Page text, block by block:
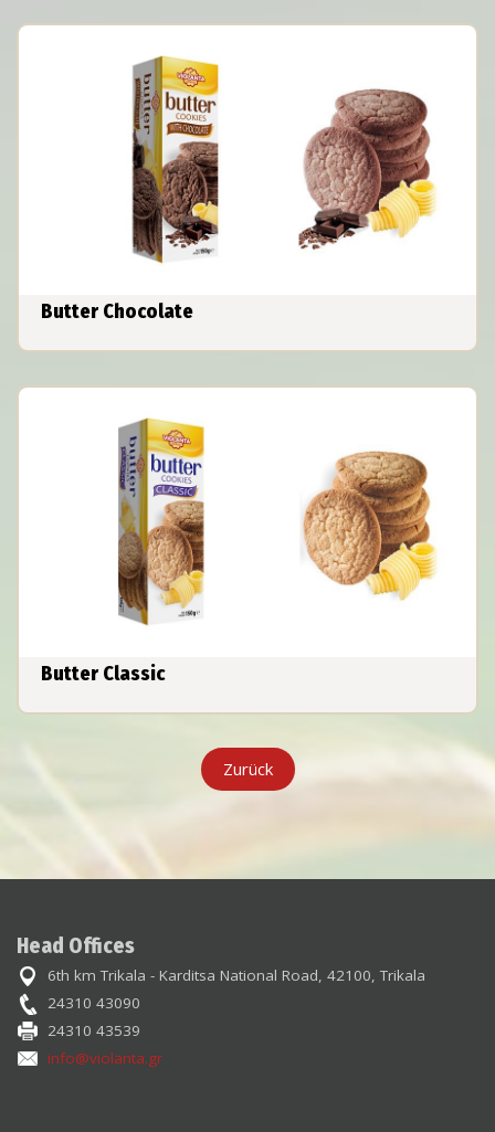
Butter Chocolate
Butter Classic
Zurück
Head Offices
6th km Trikala - Karditsa National Road, 42100, Trikala
24310 43090
24310 43539
info@violanta.gr